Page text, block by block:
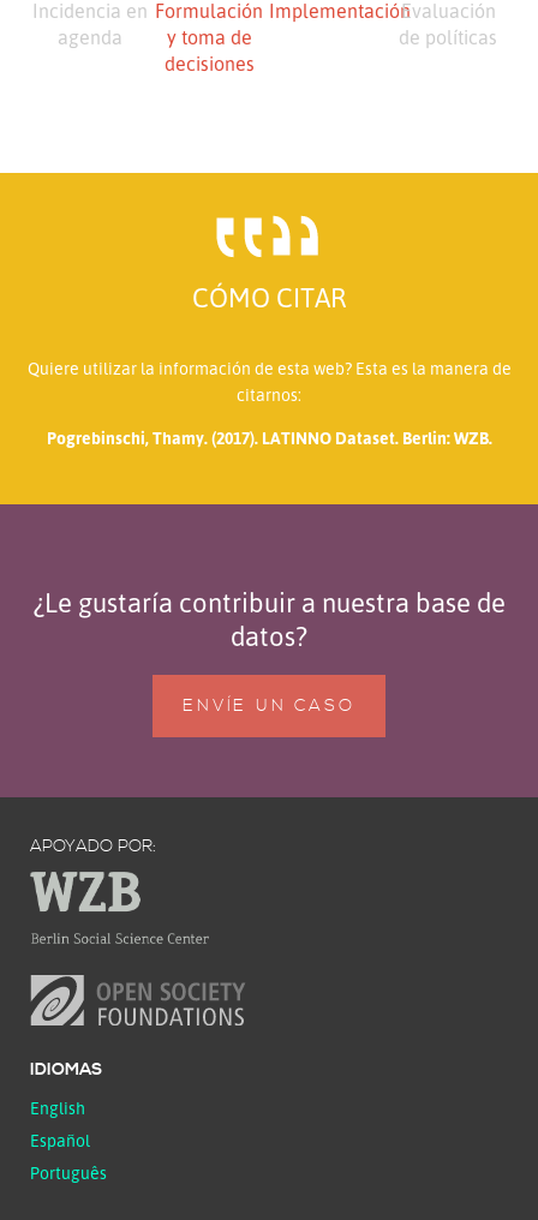
Incidencia en
agenda
Formulación
y toma de
decisiones
ImplementaciónEvaluación
de políticas
CÓMO CITAR
Quiere utilizar la información de esta web? Esta es la manera de
citarnos:
Pogrebinschi, Thamy. (2017). LATINNO Dataset. Berlin: WZB.
¿Le gustaría contribuir a nuestra base de
datos?
ENVÍE UN CASO
APOYADO POR:
IDIOMAS
English
Español
Português